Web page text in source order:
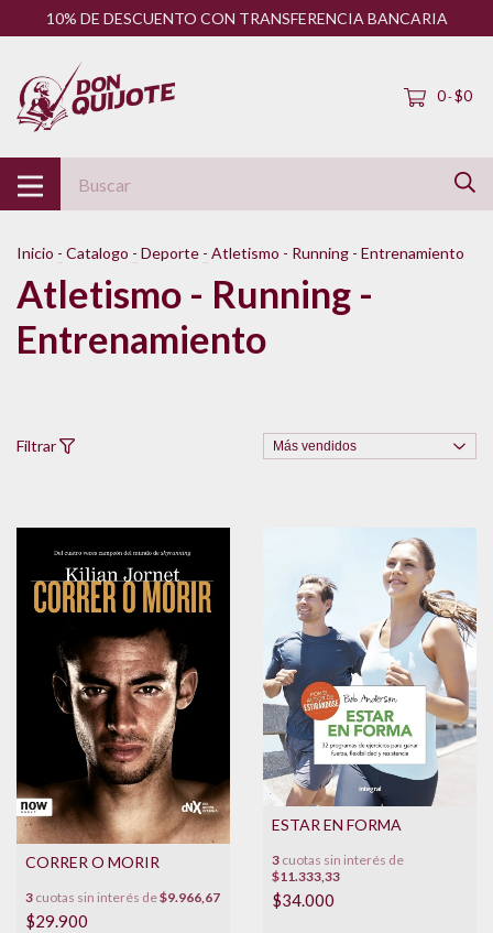
10% DE DESCUENTO CON TRANSFERENCIA BANCARIA
0-$0
Inicio - Catalogo - Deporte - Atletismo - Running - Entrenamiento
Atletismo - Running -
Entrenamiento
Filtrar
CORRER O MORIR
3 cuotas sin interés de$9.966,67
$29.900
ESTAR EN FORMA
3 cuotas sin interés de
$11.333,33
$34.000